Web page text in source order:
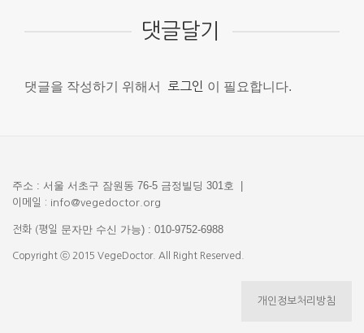
댓글달기
댓글을 작성하기 위해서 로그인 이 필요합니다.
주소 : 서울 서초구 잠원동 76-5 금정빌딩 301호 |
이메일 : info@vegedoctor.org
전화 (평일 문자만 수신 가능) : 010-9752-6988
Copyright ⓒ 2015 VegeDoctor. All Right Reserved.
개인정보처리방침